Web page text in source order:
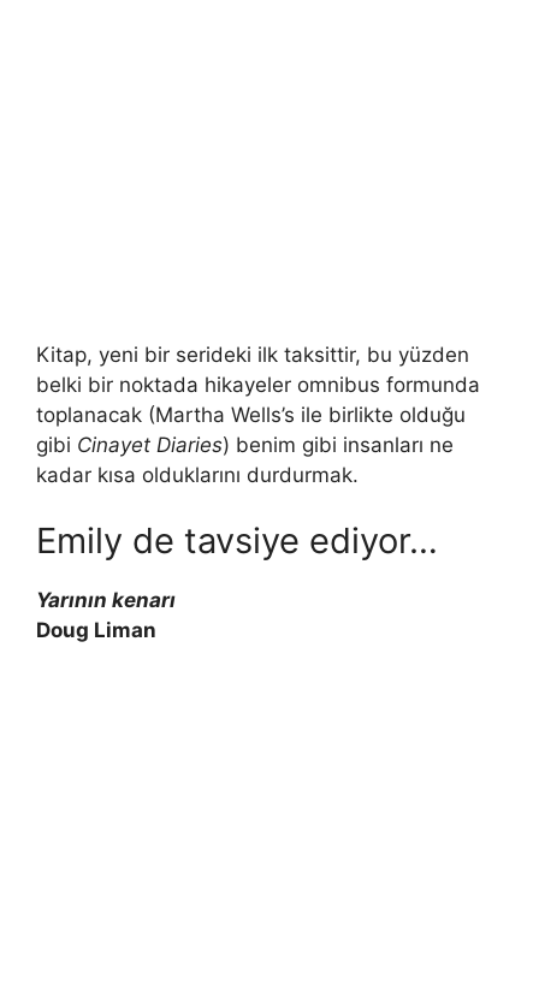
Kitap, yeni bir serideki ilk taksittir, bu yüzden
belki bir noktada hikayeler omnibus formunda
toplanacak (Martha Wells’s ile birlikte olduğu
gibi Cinayet Diaries) benim gibi insanları ne
kadar kısa olduklarını durdurmak.
Emily de tavsiye ediyor…
Yarının kenarı
Doug Liman